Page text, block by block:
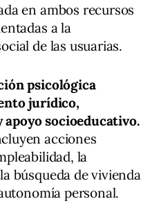
en ambos recursos
a la
de las usuarias.
psicológica
jurídico,
socioeducativo.
acciones
la
búsqueda de vivienda
personal.